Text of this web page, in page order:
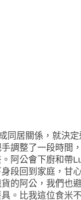
同居關係，就決
調整了一段時間
阿公會下廚和帶
段回到家庭，甘
的阿公，我們也
。比我這位食米